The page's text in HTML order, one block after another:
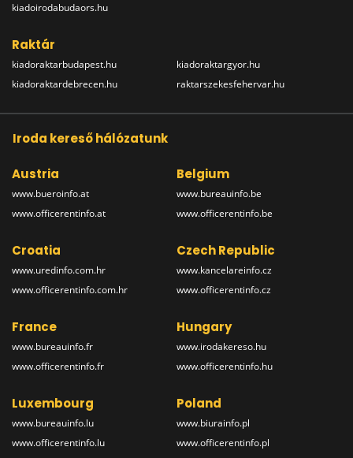
kiadoirodabudaors.hu
Raktár
kiadoraktarbudapest.hu
kiadoraktardebrecen.hu
kiadoraktargyor.hu
raktarszekesfehervar.hu
Iroda kereső hálózatunk
Austria
www.bueroinfo.at
www.officerentinfo.at
Belgium
www.bureauinfo.be
www.officerentinfo.be
Croatia
www.uredinfo.com.hr
www.officerentinfo.com.hr
Czech Republic
www.kancelareinfo.cz
www.officerentinfo.cz
France
www.bureauinfo.fr
www.officerentinfo.fr
Hungary
www.irodakereso.hu
www.officerentinfo.hu
Luxembourg
www.bureauinfo.lu
www.officerentinfo.lu
Poland
www.biurainfo.pl
www.officerentinfo.pl